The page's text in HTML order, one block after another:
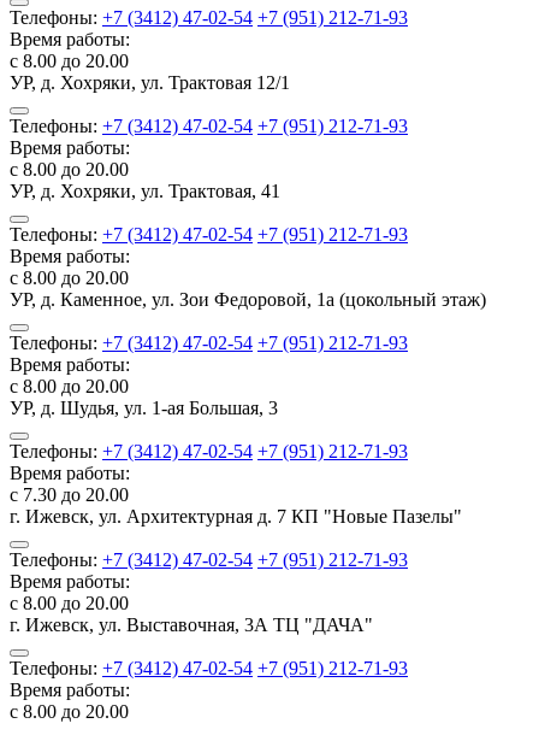
Телефоны: +7 (3412) 47-02-54 +7 (951) 212-71-93
Время работы:
с 8.00 до 20.00
УР, д. Хохряки, ул. Трактовая 12/1
Телефоны: +7 (3412) 47-02-54 +7 (951) 212-71-93
Время работы:
с 8.00 до 20.00
УР, д. Хохряки, ул. Трактовая, 41
Телефоны: +7 (3412) 47-02-54 +7 (951) 212-71-93
Время работы:
с 8.00 до 20.00
УР, д. Каменное, ул. Зои Федоровой, 1а (цокольный этаж)
Телефоны: +7 (3412) 47-02-54 +7 (951) 212-71-93
Время работы:
с 8.00 до 20.00
УР, д. Шудья, ул. 1-ая Большая, 3
Телефоны: +7 (3412) 47-02-54 +7 (951) 212-71-93
Время работы:
с 7.30 до 20.00
г. Ижевск, ул. Архитектурная д. 7 КП "Новые Пазелы"
Телефоны: +7 (3412) 47-02-54 +7 (951) 212-71-93
Время работы:
с 8.00 до 20.00
г. Ижевск, ул. Выставочная, 3А ТЦ "ДАЧА"
Телефоны: +7 (3412) 47-02-54 +7 (951) 212-71-93
Время работы:
с 8.00 до 20.00